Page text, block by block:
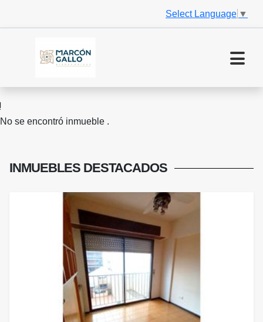
Select Language ▼
No se encontró inmueble .
INMUEBLES DESTACADOS